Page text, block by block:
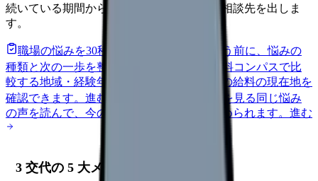
続いている期間から、次に見るべき記事と相談先を出しま
す。
職場の悩みを30秒で診断
辞めるべきか迷う前に、悩みの
種類と次の一歩を整理します。
給料コンパスで比
較する地域・経験年数・施設形態から、今の給料の現在地を
確認できます。 進む 匿名掲示板で本音を見る 同じ悩み
の声を読んで、今の職場だけの問題か確かめられます。 進む
3 交代の 5 大メリット